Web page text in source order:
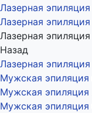
Лазерная
Лазерная
Лазерная
Назад
Лазерная
Мужская
Мужская эпиляция
Мужская эпиляция